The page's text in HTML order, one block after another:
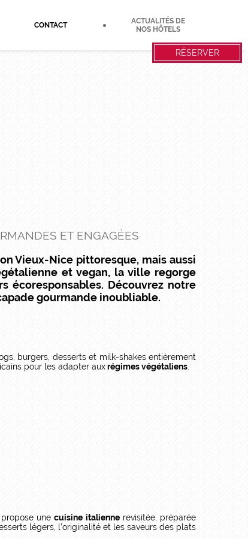
CONTACT
ACTUALITÉS DE
NOS HÔTELS
RÉSERVER
ET ENGAGÉES
Vieux-Nice pittoresque, mais aussi
et vegan, la ville regorge
écoresponsables. Découvrez notre
gourmande inoubliable.
burgers, desserts et milk-shakes entièrement
pour les adapter auxrégimes végétaliens
propose unecuisine italiennerevisitée, préparée
légers, l’originalité et les saveurs des plats